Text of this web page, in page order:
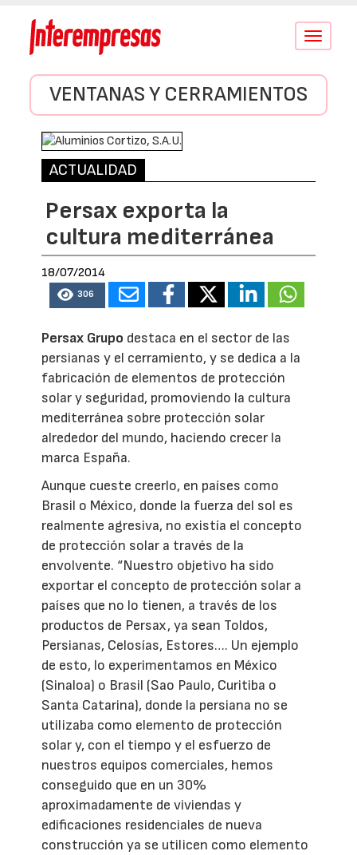
Conmutar
VENTANAS Y CERRAMIENTOS
ACTUALIDAD
Persax exporta la
cultura mediterránea
18/07/2014
306
Persax Grupo destaca en el sector de las
persianas y el cerramiento, y se dedica a la
fabricación de elementos de protección
solar y seguridad, promoviendo la cultura
mediterránea sobre protección solar
alrededor del mundo, haciendo crecer la
marca España.
Aunque cueste creerlo, en países como
Brasil o México, donde la fuerza del sol es
realmente agresiva, no existía el concepto
de protección solar a través de la
envolvente. “Nuestro objetivo ha sido
exportar el concepto de protección solar a
países que no lo tienen, a través de los
productos de Persax, ya sean Toldos,
Persianas, Celosías, Estores…. Un ejemplo
de esto, lo experimentamos en México
(Sinaloa) o Brasil (Sao Paulo, Curitiba o
Santa Catarina), donde la persiana no se
utilizaba como elemento de protección
solar y, con el tiempo y el esfuerzo de
nuestros equipos comerciales, hemos
conseguido que en un 30%
aproximadamente de viviendas y
edificaciones residenciales de nueva
construcción ya se utilicen como elemento